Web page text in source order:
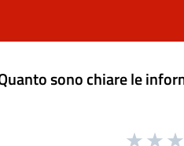
sono chiare le